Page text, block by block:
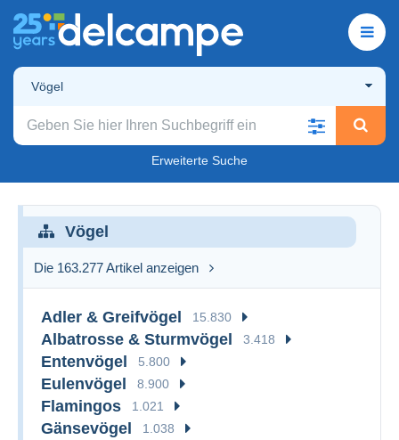
Vögel
Erweiterte Suche
Vögel
Die 163.277 Artikel anzeigen
Adler & Greifvögel 15.830
Albatrosse & Sturmvögel 3.418
Entenvögel 5.800
Eulenvögel 8.900
Flamingos 1.021
Gänsevögel 1.038